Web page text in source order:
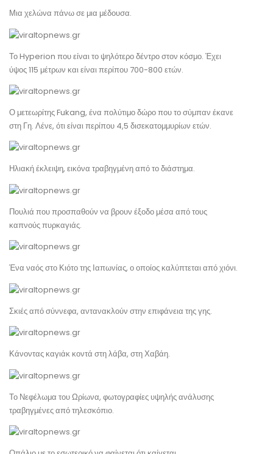
Μια χελώνα πάνω σε μια μέδουσα.
Το Hyperion που είναι το ψηλότερο δέντρο στον κόσμο. Έχει
ύψος 115 μέτρων και είναι περίπου 700-800 ετών.
Ο μετεωρίτης Fukang, ένα πολύτιμο δώρο που το σύμπαν έκανε
στη Γη. Λένε, ότι είναι περίπου 4,5 δισεκατομμυρίων ετών.
Ηλιακή έκλειψη, εικόνα τραβηγμένη από το διάστημα.
Πουλιά που προσπαθούν να βρουν έξοδο μέσα από τους
καπνούς πυρκαγιάς.
Ένα ναός στο Κιότο της Ιαπωνίας, ο οποίος καλύπτεται από χιόνι.
Σκιές από σύννεφα, αντανακλούν στην επιφάνεια της γης.
Κάνοντας καγιάκ κοντά στη λάβα, στη Χαβάη.
Το Νεφέλωμα του Ωρίωνα, φωτογραφίες υψηλής ανάλυσης
τραβηγμένες από τηλεσκόπιο.